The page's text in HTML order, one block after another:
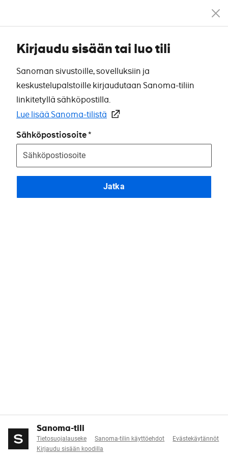
Kirjaudu sisään tai luo tili
Sanoman sivustoille, sovelluksiin ja
keskustelupalstoille kirjaudutaan Sanoma-tiliin
linkitetyllä sähköpostilla.
Lue lisää Sanoma-tilistä
Sähköpostiosoite
Jatka
Sanoma-tili
Tietosuojalauseke Sanoma-tilin käyttöehdot
Evästekäytännöt
Kirjaudu sisään koodilla